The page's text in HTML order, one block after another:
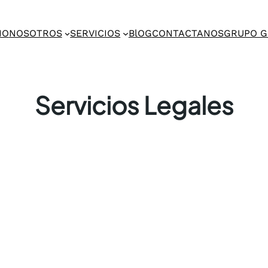
NOSOTROS SERVICIOS BlOGCONTACTANOSGRUPO
Servicios Legales